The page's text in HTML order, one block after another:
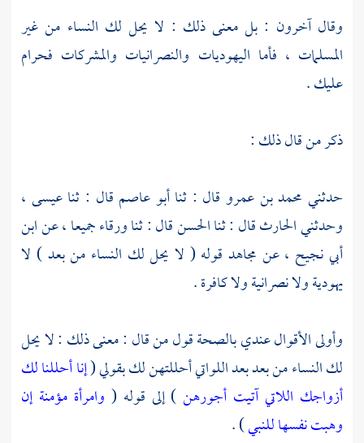
وقال آخرون : بل معنى ذلك : لا يحل لك النساء من غير
المسلمات ، فأما اليهوديات والنصرانيات والمشركات فحرام
عليك .
ذكر من قال ذلك :
حدثني محمد بن عمرو قال : ثناأبو عاصم قال : ثناعيسى ،
وحدثنيالحارثقال : ثناالحسنقال : ثناورقاءجميعا ، عنابن
أبي نجيح ،عن مجاهد قوله ( لا يحل لك النساء من بعد ) لا
يهودية ولا نصرانية ولا كافرة .
وأولى الأقوال عندي بالصحة قول من قال : معنى ذلك : لا يحل
لك النساء من بعد بعد اللواتي أحللتهن لك بقولي (إنا أحللنا لك
أزواجك اللاتي آتيت أجورهن ) إلى قوله ( وامرأة مؤمنة إن
وهبت نفسها للنبي) .